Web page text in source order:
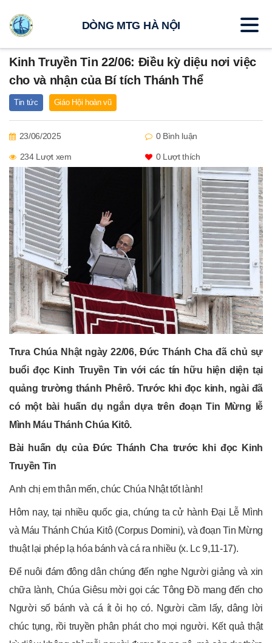
Kinh Truyền Tin 22/06: Điều kỳ diệu nơi việc
cho và nhận của Bí tích Thánh Thể
Tin tức Giáo Hội hoàn vũ
23/06/2025 0 Bình luận
234 Lượt xem 0Lượt thích
Trưa Chúa Nhật ngày 22/06, Đức Thánh Cha đã chủ sự
buổi đọc Kinh Truyền Tin với các tín hữu hiện diện tại
quảng trường thánh Phêrô. Trước khi đọc kinh, ngài đã
có một bài huấn dụ ngắn dựa trên đoạn Tin Mừng lễ
Mình Máu Thánh Chúa Kitô.
Bài huấn dụ của Đức Thánh Cha trước khi đọc Kinh
Truyền Tin
Anh chị em thân mến, chúc Chúa Nhật tốt lành!
Hôm nay, tại nhiều quốc gia, chúng ta cử hành Đại Lễ Mình
và Máu Thánh Chúa Kitô (Corpus Domini), và đoạn Tin Mừng
thuật lại phép lạ hóa bánh và cá ra nhiều (x. Lc 9,11-17).
Để nuôi đám đông dân chúng đến nghe Người giảng và xin
chữa lành, Chúa Giêsu mời gọi các Tông Đồ mang đến cho
Người số bánh và cá ít ỏi họ có. Người cầm lấy, dâng lời
chúc tụng, rồi truyền phân phát cho mọi người. Kết quả thật
DÒNG MTG HÀ NỘI